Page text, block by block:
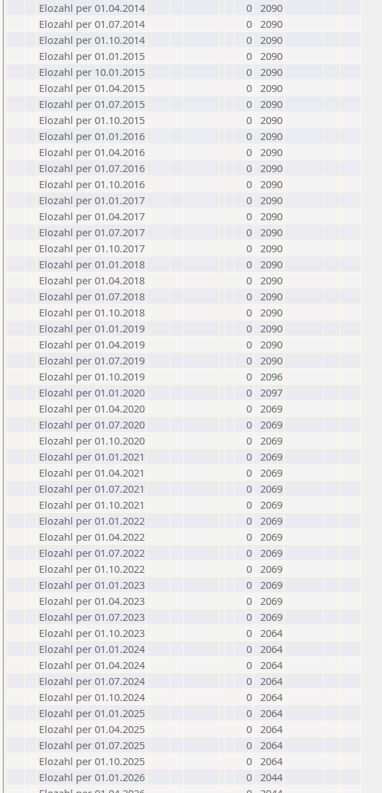
Elozahl per 01.04.2014
0 2090
Elozahl per 01.07.2014
0 2090
Elozahl per 01.10.2014
0 2090
Elozahl per 01.01.2015
0 2090
Elozahl per 10.01.2015
0 2090
Elozahl per 01.04.2015
0 2090
Elozahl per 01.07.2015
0 2090
Elozahl per 01.10.2015
0 2090
Elozahl per 01.01.2016
0 2090
Elozahl per 01.04.2016
0 2090
Elozahl per 01.07.2016
0 2090
Elozahl per 01.10.2016
0 2090
Elozahl per 01.01.2017
0 2090
Elozahl per 01.04.2017
0 2090
Elozahl per 01.07.2017
0 2090
Elozahl per 01.10.2017
0 2090
Elozahl per 01.01.2018
0 2090
Elozahl per 01.04.2018
0 2090
Elozahl per 01.07.2018
0 2090
Elozahl per 01.10.2018
0 2090
Elozahl per 01.01.2019
0 2090
Elozahl per 01.04.2019
0 2090
Elozahl per 01.07.2019
0 2090
Elozahl per 01.10.2019
0 2096
Elozahl per 01.01.2020
0 2097
Elozahl per 01.04.2020
0 2069
Elozahl per 01.07.2020
0 2069
Elozahl per 01.10.2020
0 2069
Elozahl per 01.01.2021
0 2069
Elozahl per 01.04.2021
0 2069
Elozahl per 01.07.2021
0 2069
Elozahl per 01.10.2021
0 2069
Elozahl per 01.01.2022
0 2069
Elozahl per 01.04.2022
0 2069
Elozahl per 01.07.2022
0 2069
Elozahl per 01.10.2022
0 2069
Elozahl per 01.01.2023
0 2069
Elozahl per 01.04.2023
0 2069
Elozahl per 01.07.2023
0 2069
Elozahl per 01.10.2023
0 2064
Elozahl per 01.01.2024
0 2064
Elozahl per 01.04.2024
0 2064
Elozahl per 01.07.2024
0 2064
Elozahl per 01.10.2024
0 2064
Elozahl per 01.01.2025
0 2064
Elozahl per 01.04.2025
0 2064
Elozahl per 01.07.2025
0 2064
Elozahl per 01.10.2025
0 2064
Elozahl per 01.01.2026
0 2044